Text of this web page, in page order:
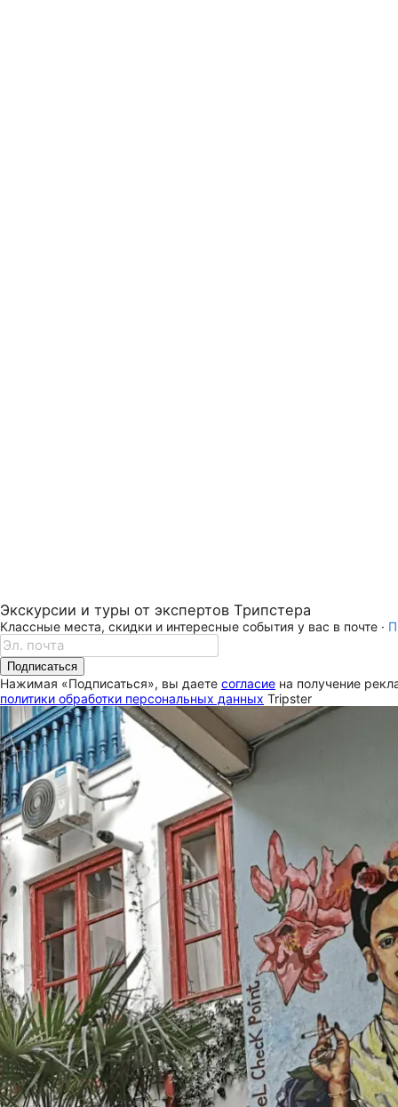
Экскурсии и туры от экспертов Трипстера
Классные места, скидки и интересные события у вас в почте ·
Подписаться
Нажимая «Подписаться», вы даете согласие на получение
политики обработки персональных данных Tripster